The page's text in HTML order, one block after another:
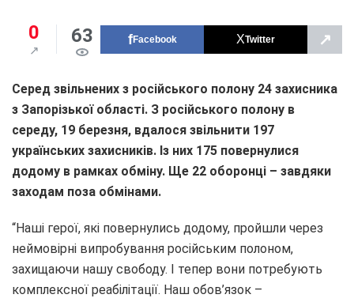
0 63 Facebook Twitter ↗
Серед звільнених з російського полону 24 захисника
з Запорізької області. З російського полону в
середу, 19 березня, вдалося звільнити 197
українських захисників. Із них 175 повернулися
додому в рамках обміну. Ще 22 оборонці – завдяки
заходам поза обмінами.
“Наші герої, які повернулись додому, пройшли через
неймовірні випробування російським полоном,
захищаючи нашу свободу. І тепер вони потребують
комплексної реабілітації. Наш обов’язок –